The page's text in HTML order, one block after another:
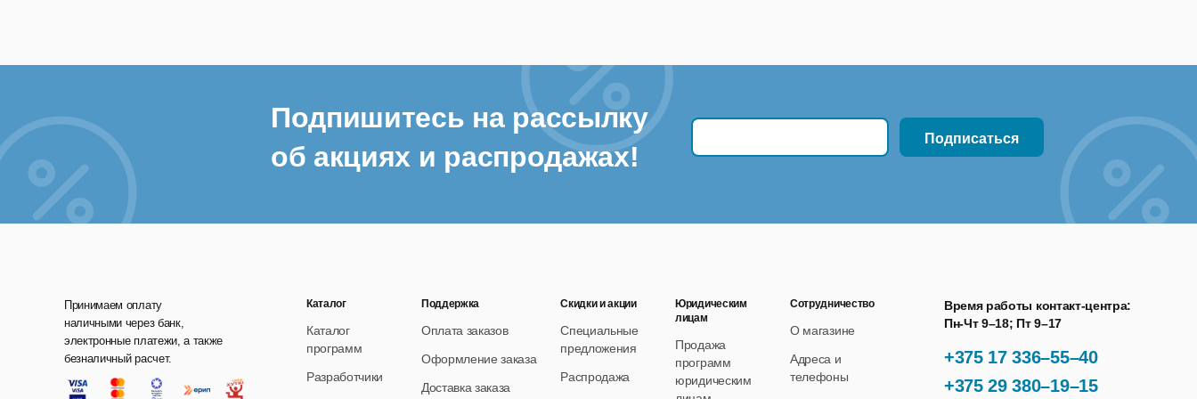
центрального репозитория UVexplorer.
Резервное копирование конфигурации устройства
Резервное копирование конфигураций сетевых устройств, таких как маршрутизаторы, коммутаторы и межсетевые
экраны.
Подпишитесь на рассылку
об акциях и распродажах!
Принимаем оплату
наличными через банк,
электронные платежи, а также
безналичный расчет.
+375 17 336–55–40
+375 29 380–19–15
Время работы контакт-центра:
Пн-Чт 9–18; Пт 9–17
Каталог
Каталог
программ
Разработчики
Поддержка
Оплата заказов
Оформление заказа
Доставка заказа
Скидки и акции
Специальные
предложения
Распродажа
Юридическим
лицам
Продажа
программ
юридическим
Сотрудничество
О магазине
Адреса и
телефоны